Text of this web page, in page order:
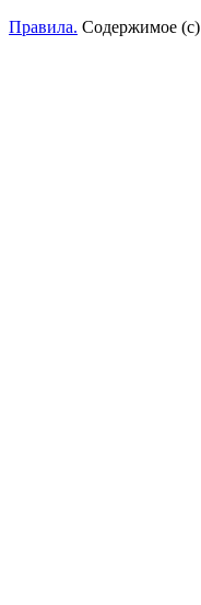
Правила. Содержимое (с)